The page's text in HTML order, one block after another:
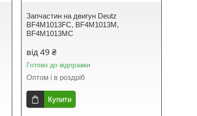
Запчастин на двигун Deutz
BF4M1013FC, BF4M1013M,
BF4M1013MC
від 49 ₴
Готово до відправки
Оптом і в роздріб
Купити